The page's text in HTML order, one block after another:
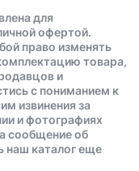
для
офертой.
право изменять
товара,
и
с пониманием к
извинения за
и фотографиях
сообщение об
наш каталог еще